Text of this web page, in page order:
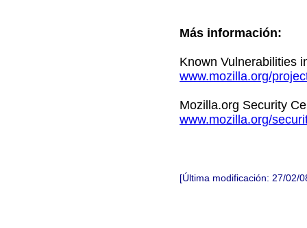
Más información:
Known Vulnerabilities
www.mozilla.org/
Mozilla.org Security
www.mozilla.org/
[Última modificación: 27/02/